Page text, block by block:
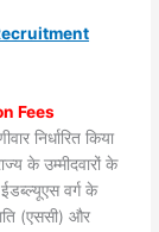
Fees
निर्धारित किया
के उम्मीदवारों के
वर्ग के
(एससी) और